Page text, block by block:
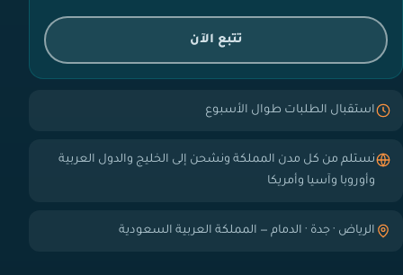
تتبع الآن
استقبال الطلبات طوال الأسبوع
نستلم من كل مدن المملكة ونشحن إلى الخليج والدول العربية
وأوروبا وآسيا وأمريكا
الرياض · جدة · الدمام — المملكة العربية السعودية